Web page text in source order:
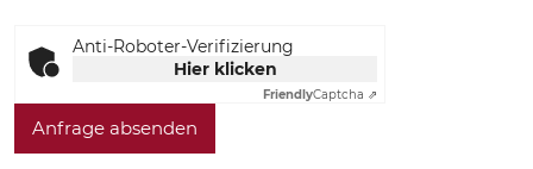
Anti-Roboter-Verifizierung
Hier klicken
FriendlyCaptcha ⇗
Anfrage absenden